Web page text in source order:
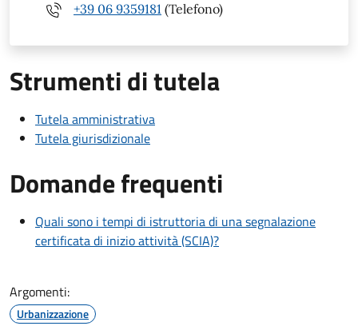
+39 06 9359181 (Telefono)
Strumenti di tutela
Tutela amministrativa
Tutela giurisdizionale
Domande frequenti
Quali sono i tempi di istruttoria di una segnalazione
certificata di inizio attività (SCIA)?
Argomenti:
Urbanizzazione